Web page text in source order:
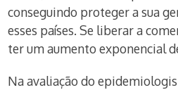
conseguindo proteger a sua
esses países. Se liberar a
ter um aumento exponencial
Na avaliação do